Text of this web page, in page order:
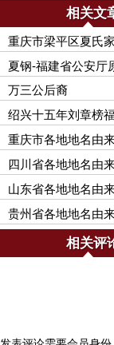
相关文
重庆市梁平区夏氏
夏钢-福建省公安厅
万三公后裔
绍兴十五年刘章榜
重庆市各地地名由
四川省各地地名由
山东省各地地名由
贵州省各地地名由
相关评